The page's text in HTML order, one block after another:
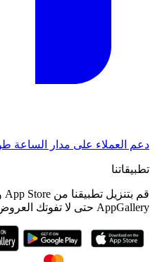
دعم العملاء على مدار الساعة
تطبيقاتنا
AppGallery حتى لا تفوتك العروض الرائعة.